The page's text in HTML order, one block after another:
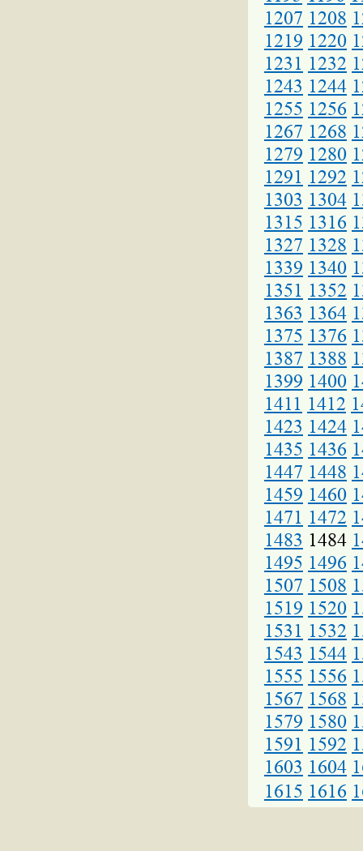
1207 1208
1219 1220
1231 1232
1243 1244
1255 1256
1267 1268
1279 1280
1291 1292
1303 1304
1315 1316
1327 1328
1339 1340
1351 1352
1363 1364
1375 1376
1387 1388
1399 1400
1411 1412
1423 1424
1435 1436
1447 1448
1459 1460
1471 1472
1483 1484
1495 1496
1507 1508
1519 1520
1531 1532
1543 1544
1555 1556
1567 1568
1579 1580
1591 1592
1603 1604
1615 1616